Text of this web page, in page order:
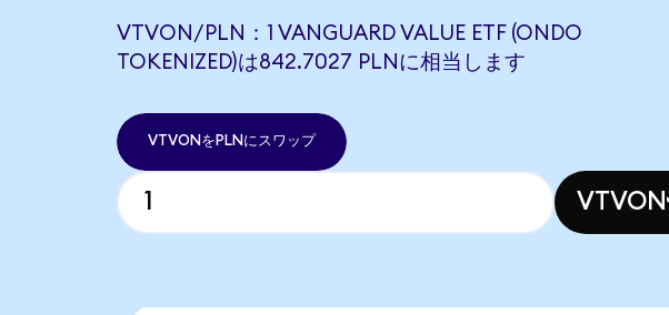
VTVON/PLN：1 VANGUARD VALUE ETF (ONDO
TOKENIZED)は842.7027 PLNに相当します
VTVONをPLNにスワップ
VTVON